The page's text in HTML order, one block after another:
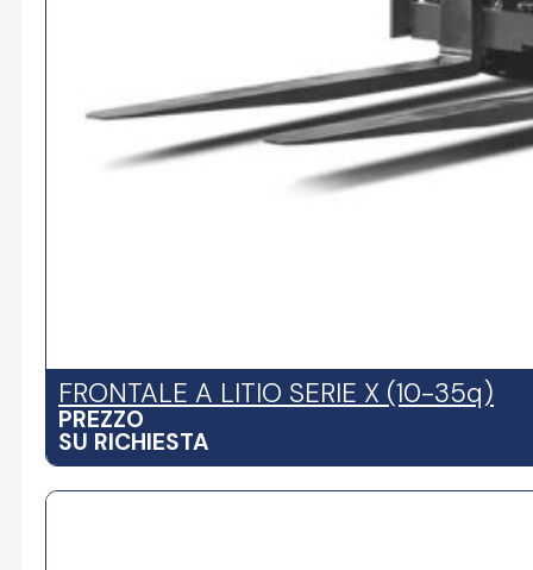
FRONTALE A LITIO SERIE X (10-35q)
PREZZO
SU RICHIESTA